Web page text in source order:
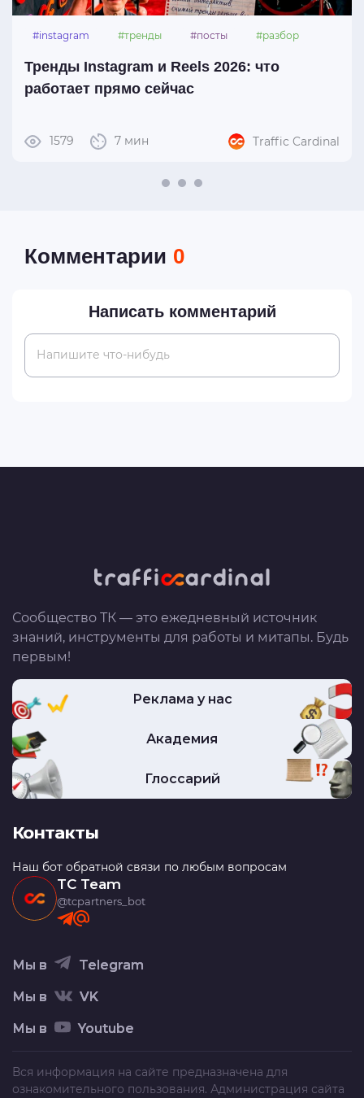
#instagram #тренды #посты #разбор
Тренды Instagram и Reels 2026: что
работает прямо сейчас
1579 7 мин Traffic Cardinal
Комментарии 0
Написать комментарий
Напишите что-нибудь
Сообщество ТК — это ежедневный источник
знаний, инструменты для работы и митапы. Будь
первым!
Реклама у нас
Академия
Глоссарий
Контакты
Наш бот обратной связи по любым вопросам
TC Team
@tcpartners_bot
Мы в Telegram
Мы в VK
Мы в Youtube
Вся информация на сайте предназначена для
ознакомительного пользования. Администрация сайта